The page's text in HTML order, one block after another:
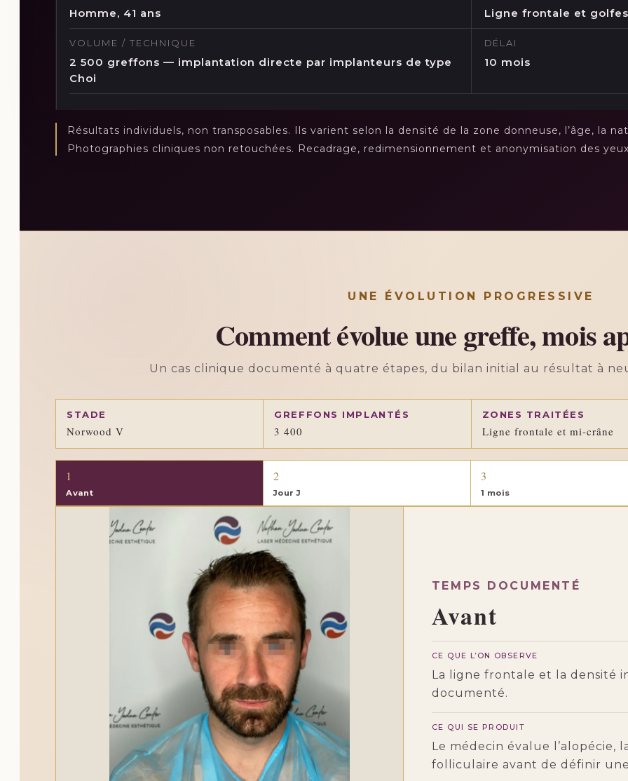
Homme, 41 ans Ligne frontale et
VOLUME / TECHNIQUE
2 500 greffons — implantation directe par implanteurs de type
Choi
DÉLAI
10 mois
Résultats individuels, non transposables. Ils varient selon la densité de la zone donneuse, l’âge, la
Photographies cliniques non retouchées. Recadrage, redimensionnement et anonymisation des
UNE ÉVOLUTION PROGRESSIVE
Comment évolue une greffe, mois
Un cas clinique documenté à quatre étapes, du bilan initial au résultat à
STADE
Norwood V
GREFFONS IMPLANTÉS
3 400
ZONES TRAITÉES
Ligne frontale et mi-crâne
1
Avant
2
Jour J
3
1 mois
TEMPS DOCUMENTÉ
Avant
CE QUE L’ON OBSERVE
La ligne frontale et la densité
documenté.
CE QUI SE PRODUIT
Le médecin évalue l’alopécie,
folliculaire avant de définir